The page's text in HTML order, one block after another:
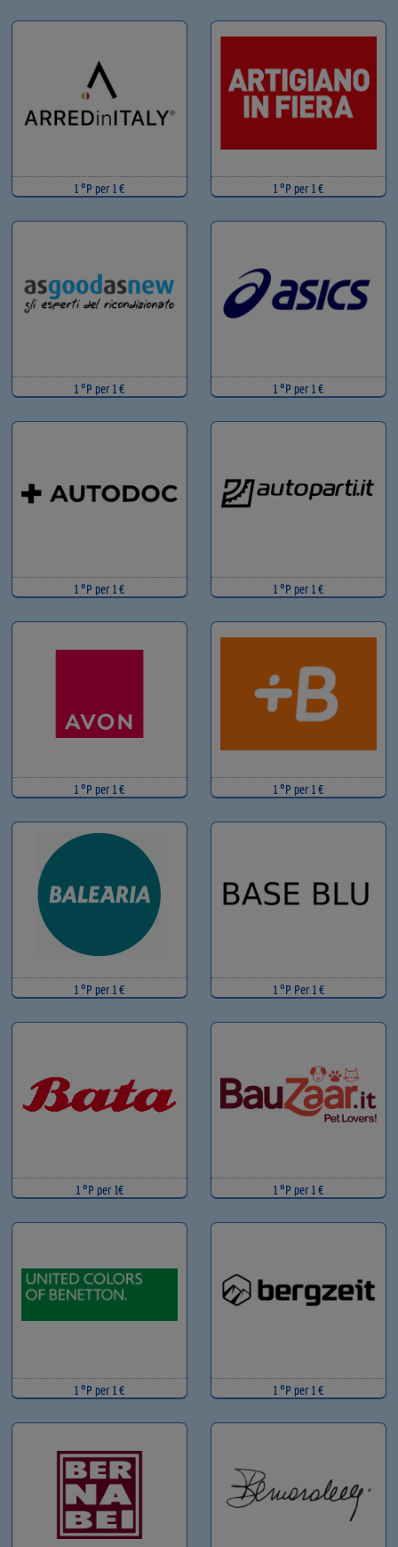
1 °P per 1 € 1 °P per 1 €
1 °P per 1 € 1 °P per 1 €
1 °P per 1 € 1 °P per 1 €
1 °P per 1 € 1 °P per 1 €
1 °P per 1 € 1 °P Per 1 €
1 °P per 1€ 1 °P per 1 €
1 °P per 1 € 1 °P per 1 €